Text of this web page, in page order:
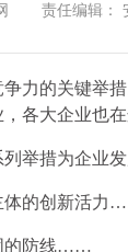
责任编辑：
力的关键举
各大企业也在
列举措为企业
体的创新活力
的防线……